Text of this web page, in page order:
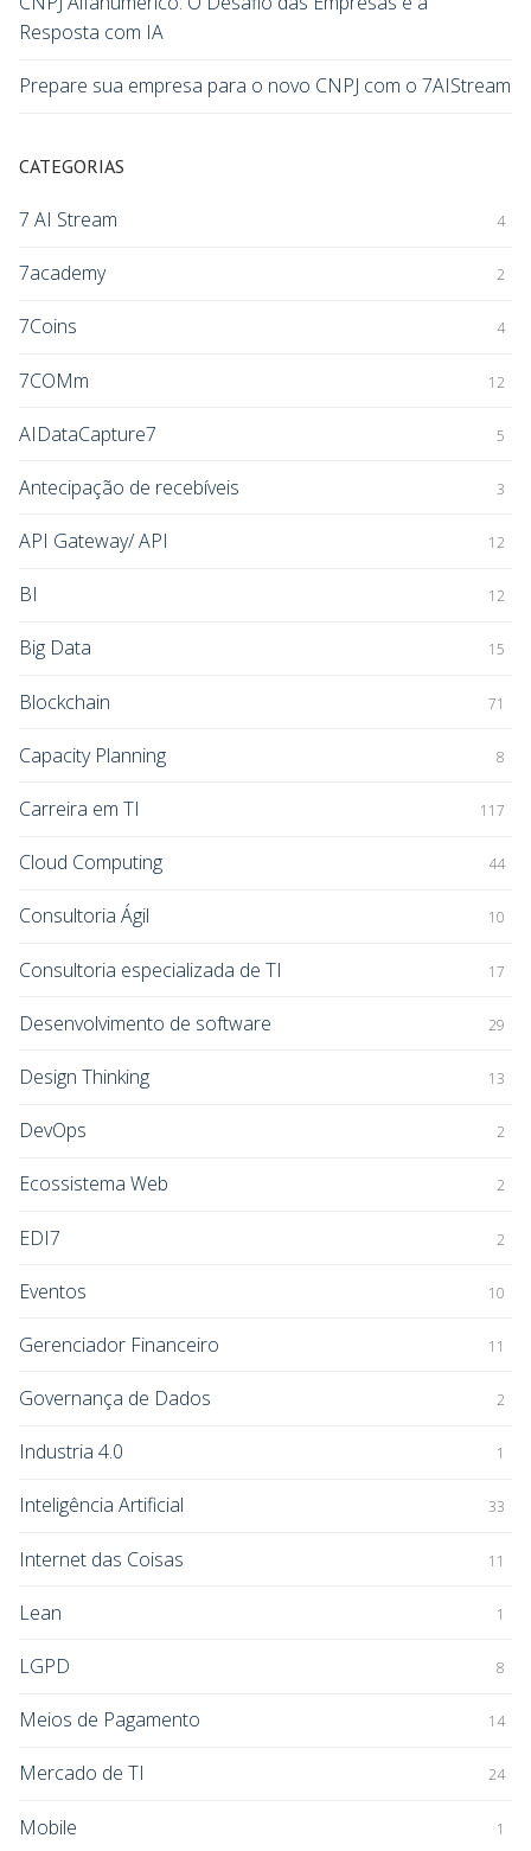
Resposta com IA
Prepare sua empresa para o novo CNPJ com o 7AIStream
CATEGORIAS
7 AI Stream 4
7academy 2
7Coins 4
7COMm 12
AIDataCapture7 5
Antecipação de recebíveis 3
API Gateway/ API 12
BI 12
Big Data 15
Blockchain 71
Capacity Planning 8
Carreira em TI 117
Cloud Computing 44
Consultoria Ágil 10
Consultoria especializada de TI 17
Desenvolvimento de software 29
Design Thinking 13
DevOps 2
Ecossistema Web 2
EDI7 2
Eventos 10
Gerenciador Financeiro 11
Governança de Dados 2
Industria 4.0 1
Inteligência Artificial 33
Internet das Coisas 11
Lean 1
LGPD 8
Meios de Pagamento 14
Mercado de TI 24
Mobile 1